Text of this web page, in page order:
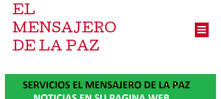
EL
MENSAJERO
DE LA PAZ